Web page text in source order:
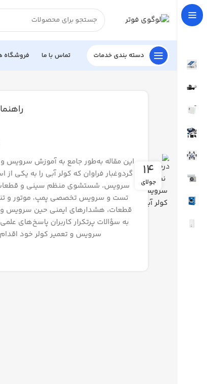
دسته بندی خدمات تماس با ما فروشگاه
14
جولای
این مقاله به‌طور جامع به آموزش سرویس
گردوغبار‌ فراوان که کولر آبی را به
سرویس، شستشوی منظم سینی و
تست و سرویس تخصصی پمپ، موتور و
قطعات، هشدارهای ایمنی حین سرویس و
به سؤالات پرتکرار کاربران پاسخ‌های
سرویس و تعمیر کولر خود